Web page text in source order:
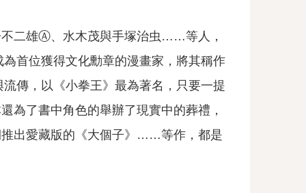
不二雄Ⓐ、水木茂與手塚治虫……等人，
首位獲得文化勳章的漫畫家，將其稱作
傳，以《小拳王》最為著名，只要一提
為了書中角色的舉辦了現實中的葬禮，
推出愛藏版的《大個子》……等作，都是